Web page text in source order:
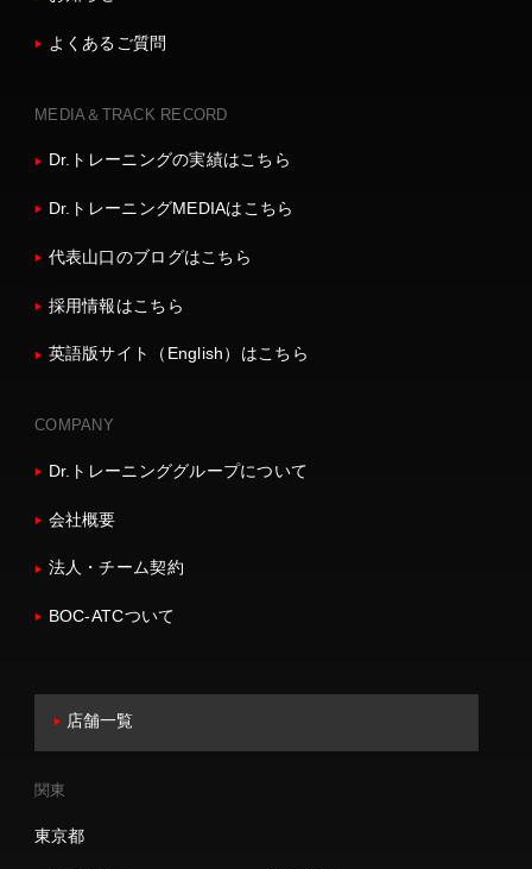
よくあるご質問
MEDIA＆TRACK RECORD
Dr.トレーニングの実績はこちら
Dr.トレーニングMEDIAはこちら
代表山口のブログはこちら
採用情報はこちら
英語版サイト（English）はこちら
COMPANY
Dr.トレーニンググループについて
会社概要
法人・チーム契約
BOC-ATCついて
店舗一覧
関東
東京都